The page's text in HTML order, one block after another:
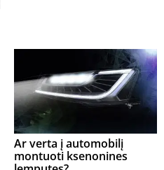
Ar verta į automobilį
montuoti ksenonines